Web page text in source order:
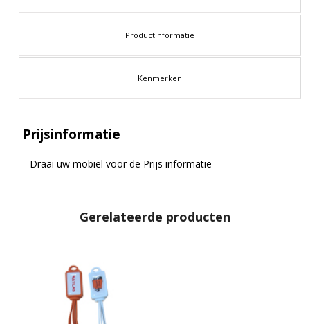
Productinformatie
Kenmerken
Prijsinformatie
Draai uw mobiel voor de Prijs informatie
Gerelateerde producten